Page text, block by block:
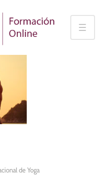
☰
de Yoga